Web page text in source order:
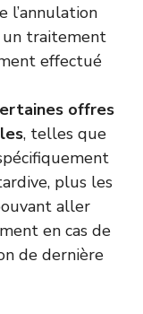
l’annulation
un traitement
effectué
offres
, telles que
plus les
aller
en cas de
de dernière